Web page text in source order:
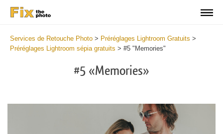
Services de Retouche Photo > Préréglages Lightroom Gratuits >
Préréglages Lightroom sépia gratuits > #5 "Memories"
#5 «Memories»